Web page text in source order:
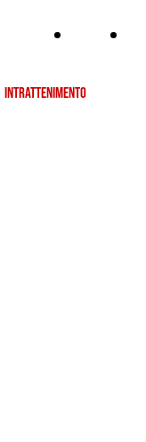
INTRATTENIMENTO